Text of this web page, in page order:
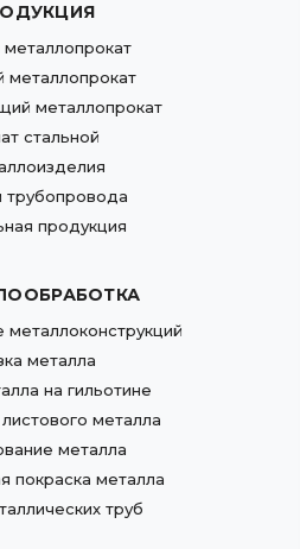
металлопрокат
металлопрокат
стальной
трубопровода
продукция
металлоконструкций
металла
на гильотине
металла
металла
покраска металла
труб